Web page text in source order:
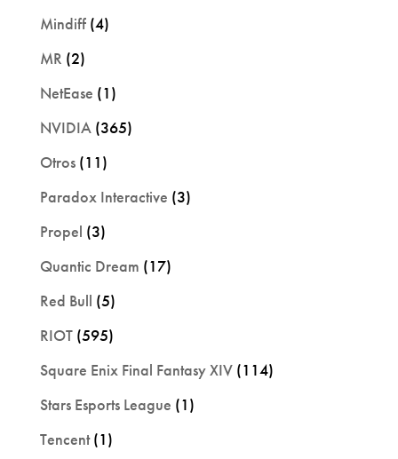
Mindiff(4)
MR (2)
NetEase (1)
NVIDIA(365)
Otros(11)
Paradox Interactive (3)
Propel (3)
Quantic Dream (17)
Red Bull (5)
RIOT(595)
Square Enix Final Fantasy XIV(114)
Stars Esports League (1)
Tencent(1)